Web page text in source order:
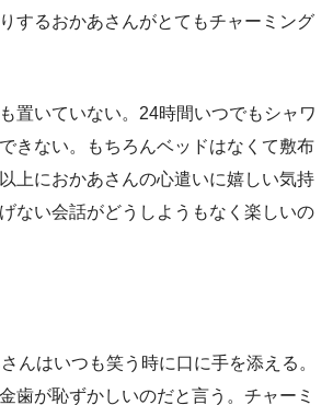
するおかあさんがとてもチャーミング
置いていない。24時間いつでもシャワ
きない。もちろんベッドはなくて敷布
上におかあさんの心遣いに嬉しい気持
ない会話がどうしようもなく楽しいの
んはいつも笑う時に口に手を添える。
歯が恥ずかしいのだと言う。チャーミ